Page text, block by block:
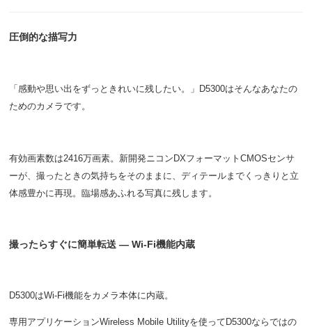
圧倒的な描写力
「感動や思い出をずっときれいに残したい。」D5300はそんなあなたの
ためのカメラです。
有効画素数は2416万画素。新開発ニコンDXフォーマットCMOSセンサ
ーが、撮ったときの気持ちをそのままに、ディテールまでくっきりと立
体感豊かに再現。臨場感あふれる写真に残します。
撮ったらすぐに簡単転送 — Wi-Fi機能内蔵
D5300はWi-Fi機能をカメラ本体に内蔵。
専用アプリケーションWireless Mobile Utilityを使ってD5300ならではの